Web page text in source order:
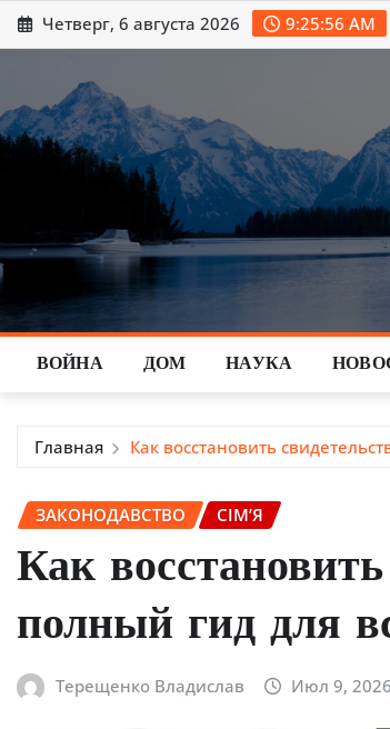
Перейти
к
Четверг, 6 августа 2026 9:25:57 AM
ВОЙНА ДОМ НАУКА
Главная Как восстановить
ЗАКОНОДАВСТВО СІМ’Я
Как
полный гид для
Терещенко Владислав Июл 9, 2026